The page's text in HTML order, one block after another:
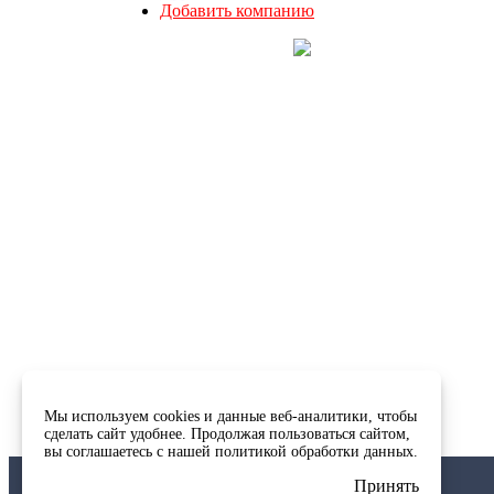
Добавить компанию
Вступить в комитет
Контакты
Разместить кейс
Мы используем cookies и данные веб-аналитики, чтобы
сделать сайт удобнее. Продолжая пользоваться сайтом,
вы соглашаетесь с нашей политикой обработки данных.
Принять